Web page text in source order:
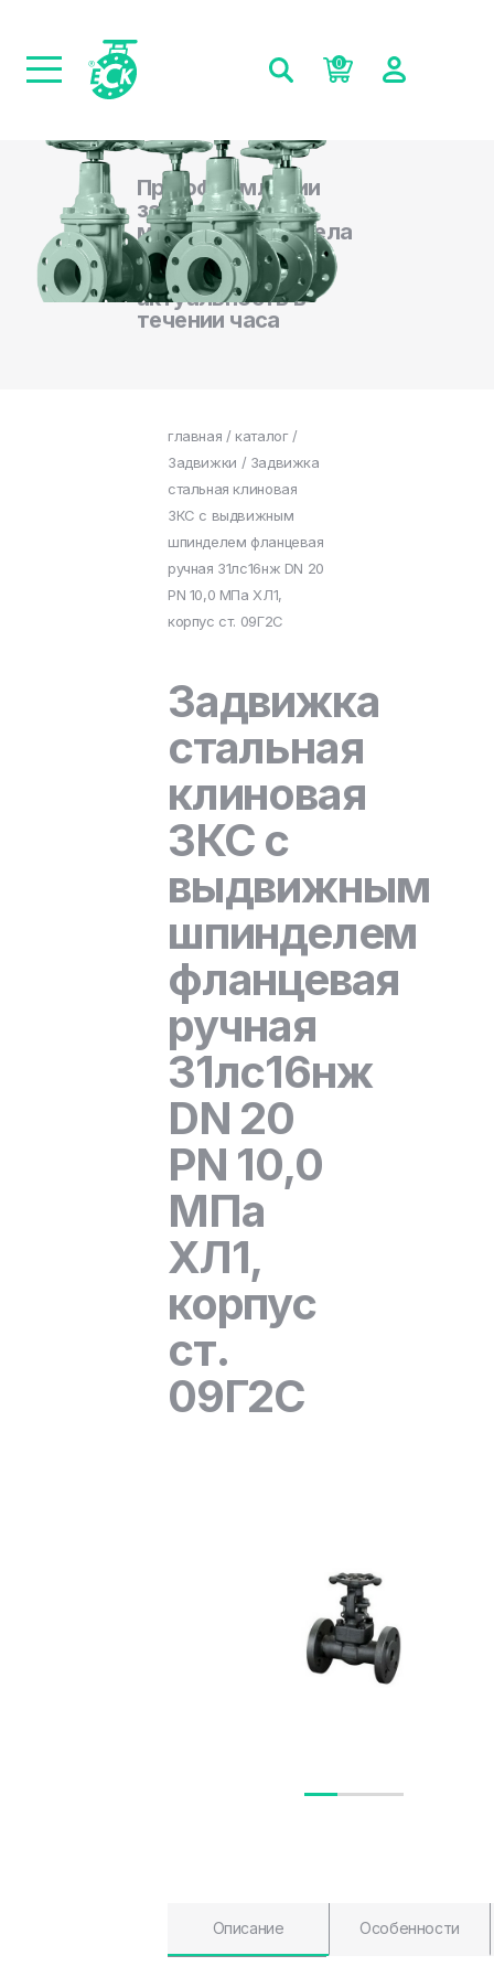
0
При оформлении
заказа на сайте,
менеджеры отдела
продаж
подтверждают
актуальность в
течении часа
главная / каталог/
Задвижки / Задвижка
стальная клиновая
ЗКС с выдвижным
шпинделем фланцевая
ручная 31лс16нж DN 20
PN 10,0 МПа ХЛ1,
корпус ст. 09Г2С
Задвижка
стальная
клиновая
ЗКС с
выдвижным
шпинделем
фланцевая
ручная
31лс16нж
DN 20
PN 10,0
МПа
ХЛ1,
корпус
ст.
09Г2С
Описание Особенности